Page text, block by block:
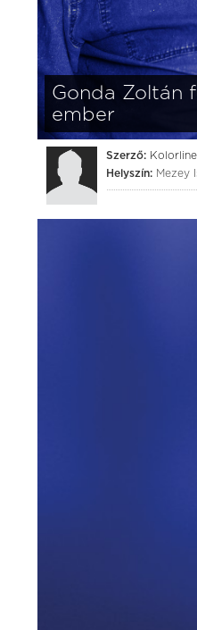
Gonda Zoltán
ember
Szerző:
Helyszín: Mezey